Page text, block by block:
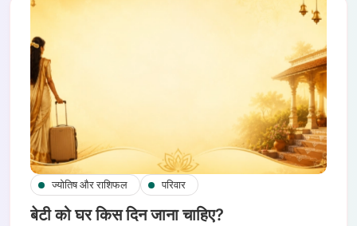
ज्योतिष और राशिफल परिवार
बेटी को घर किस दिन जाना चाहिए?